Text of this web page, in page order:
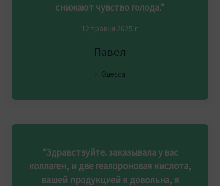
снижают чувство голода.”
12 травня 2025 г.
Павел
г. Одесса
“Здравствуйте. заказывала у вас
коллаген, и две геалороновая кислота,
вашей продукцией я довольна, я